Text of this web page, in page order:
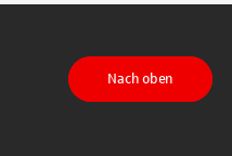
TikTokauf LinkedIn
Nach oben